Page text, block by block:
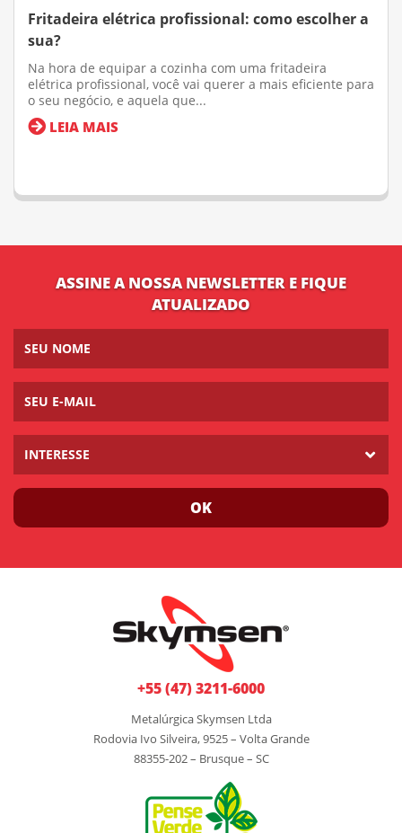
Fritadeira elétrica profissional: como escolher a
sua?
Na hora de equipar a cozinha com uma fritadeira
elétrica profissional, você vai querer a mais eficiente para
o seu negócio, e aquela que...
LEIA MAIS
ASSINE A NOSSA NEWSLETTER E FIQUE
ATUALIZADO
INTERESSE
OK
+55 (47) 3211-6000
Metalúrgica Skymsen Ltda
Rodovia Ivo Silveira, 9525 – Volta Grande
88355-202 – Brusque – SC